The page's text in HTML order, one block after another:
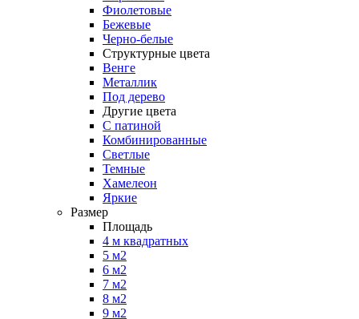
Фиолетовые
Бежевые
Черно-белые
Структурные цвета
Венге
Металлик
Под дерево
Другие цвета
С патиной
Комбинированные
Светлые
Темные
Хамелеон
Яркие
Размер
Площадь
4 м квадратных
5 м2
6 м2
7 м2
8 м2
9 м2